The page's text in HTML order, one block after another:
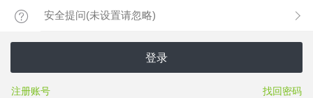

登录
注册账号 找回密码